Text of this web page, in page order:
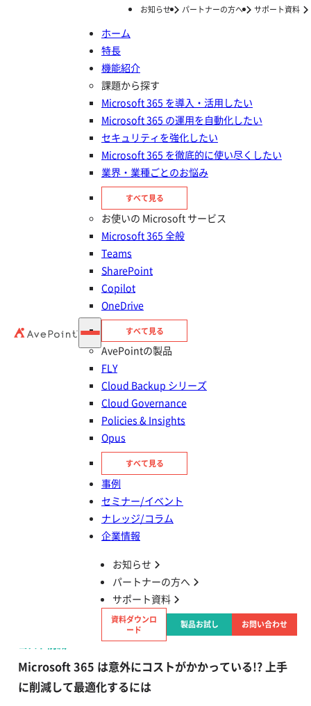
お知らせ パートナーの方へ サポート資料
ホーム
特長
機能紹介
課題から探す
Microsoft 365 を導入・活用したい
Microsoft 365 の運用を自動化したい
セキュリティを強化したい
Microsoft 365 を徹底的に使い尽くしたい
業界・業種ごとのお悩み
すべて見る
お使いの Microsoft サービス
Microsoft 365 全般
Teams
SharePoint
Copilot
OneDrive
すべて見る
AvePointの製品
FLY
Cloud Backup シリーズ
Cloud Governance
Policies & Insights
Opus
すべて見る
事例
セミナー/イベント
ナレッジ/コラム
企業情報
お知らせ
パートナーの方へ
サポート資料
資料ダウンロ
ード
製品お試し お問い合わせ
ナレッジ/コラム
ナレッジ/コラム
運用管理の記事一覧
Teams/SharePoint の管理
SharePointでファイルを安全に共有する方法｜社内外
への手順と制限設定を解説
運用管理の自動化・効率化
Microsoft 365 の運用に手が回らない！上手に自動化
と権限移譲をして工数削減する方法
Cloud Governance／Microsoft 365
OneDrive をフル活用！Copilot でさらに効率化する方
OneDrive／Copilot／Policies & Insights／Cloud Governance／
Microsoft 365 は意外にコストがかかっている!? 上手
に削減して最適化するには